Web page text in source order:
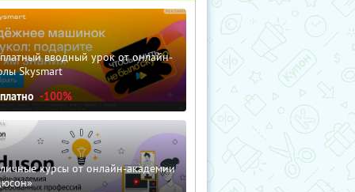
вводный урок от онлайн-
Skysmart
-100%
курсы от онлайн-академии